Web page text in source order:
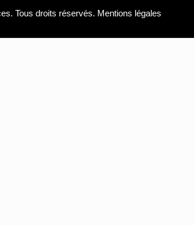
Tous droits réservés. Mentions légales